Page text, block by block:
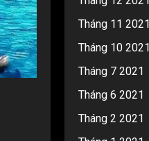
Tháng 11 2021
Tháng 10 2021
Tháng 7 2021
Tháng 6 2021
Tháng 2 2021